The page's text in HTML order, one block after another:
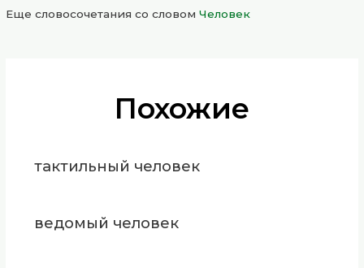
Еще словосочетания со словомЧеловек
Похожие
тактильный человек
ведомый человек